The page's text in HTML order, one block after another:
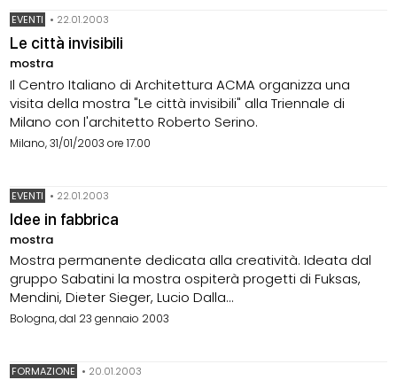
EVENTI • 22.01.2003
Le città invisibili
mostra
Il Centro Italiano di Architettura ACMA organizza una
visita della mostra "Le città invisibili" alla Triennale di
Milano con l'architetto Roberto Serino.
Milano, 31/01/2003 ore 17.00
EVENTI • 22.01.2003
Idee in fabbrica
mostra
Mostra permanente dedicata alla creatività. Ideata dal
gruppo Sabatini la mostra ospiterà progetti di Fuksas,
Mendini, Dieter Sieger, Lucio Dalla...
Bologna, dal 23 gennaio 2003
FORMAZIONE • 20.01.2003